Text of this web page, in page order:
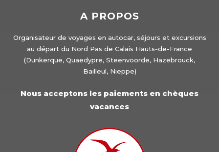
A PROPOS
Organisateur de voyages en autocar, séjours et excursions
au départ du Nord Pas de Calais Hauts-de-France
(Dunkerque, Quaedypre, Steenvoorde, Hazebrouck,
Bailleul, Nieppe)
Nous acceptons les paiements en chèques
vacances